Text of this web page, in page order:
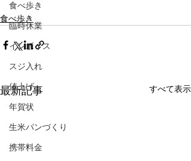
食べ歩き
臨時休業
インボイス
スジ入れ
値上げ
年賀状
生米パンづくり
携帯料金
食べ歩き
最新記事 すべて表示